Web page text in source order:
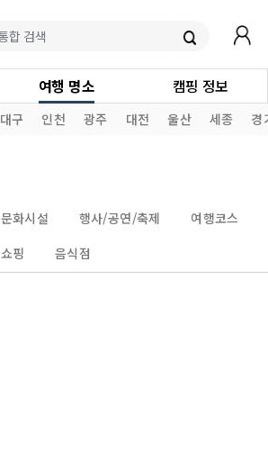
여행 명소 캠핑 정보
대구 인천 광주 대전 울산 세종 경
문화시설 행사/공연/축제
여행코스
쇼핑 음식점